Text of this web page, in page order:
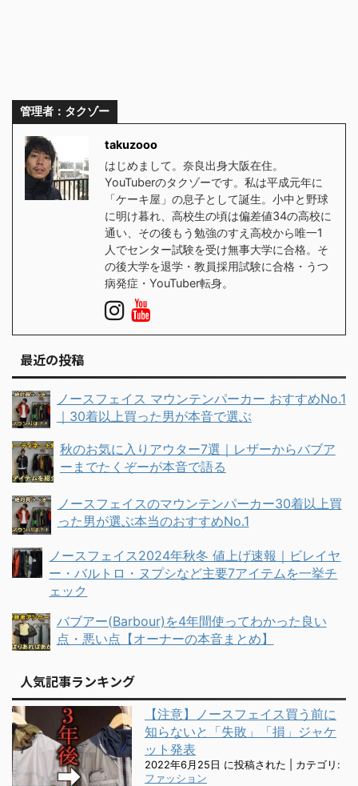
管理者：タクゾー
takuzooo
はじめまして。奈良出身大阪在住。
YouTuberのタクゾーです。私は平成元年に
「ケーキ屋」の息子として誕生。小中と野球
に明け暮れ、高校生の頃は偏差値34の高校に
通い、その後もう勉強のすえ高校から唯一1
人でセンター試験を受け無事大学に合格。そ
の後大学を退学・教員採用試験に合格・うつ
病発症・YouTuber転身。
最近の投稿
ノースフェイス マウンテンパーカー おすすめNo.1
｜30着以上買った男が本音で選ぶ
秋のお気に入りアウター7選｜レザーからバブア
ーまでたくぞーが本音で語る
ノースフェイスのマウンテンパーカー30着以上買
った男が選ぶ本当のおすすめNo.1
ノースフェイス2024年秋冬 値上げ速報｜ビレイヤ
ー・バルトロ・ヌプシなど主要7アイテムを一挙チ
ェック
バブアー(Barbour)を4年間使ってわかった良い
点・悪い点【オーナーの本音まとめ】
人気記事ランキング
【注意】ノースフェイス買う前に
知らないと「失敗」「損」ジャケ
ット発表
2022年6月25日 に投稿された
カテゴリ:
ファッション